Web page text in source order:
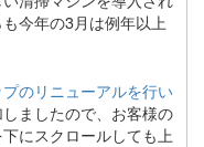
今年の3月は例年以上
のリニューアルを行い
ましたので、お客様の
にスクロールしても上